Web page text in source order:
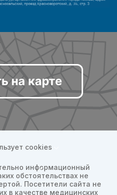
на карте
cookies
информационный
обстоятельствах не
Посетители сайта не
в качестве медицинских